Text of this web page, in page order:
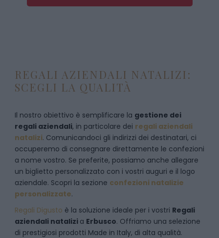
REGALI AZIENDALI NATALIZI:
SCEGLI LA QUALITÀ
Il nostro obiettivo è semplificare la gestione dei
regali aziendali, in particolare dei regali aziendali
natalizi. Comunicandoci gli indirizzi dei destinatari, ci
occuperemo di consegnare direttamente le confezioni
a nome vostro. Se preferite, possiamo anche allegare
un biglietto personalizzato con i vostri auguri e il logo
aziendale. Scopri la sezione confezioni natalizie
personalizzate.
Regali Digusto è la soluzione ideale per i vostri Regali
aziendali natalizi a Erbusco. Offriamo una selezione
di prestigiosi prodotti Made in Italy, di alta qualità.